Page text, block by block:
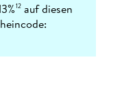
12 auf diesen